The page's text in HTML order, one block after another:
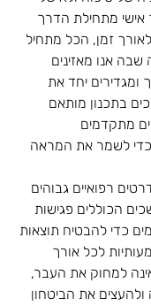
אישי מתחילת הדרך
זמן, הכל מתחיל
שבה אנו מאזינים
ומגדירים יחד את
בתכנון מותאם
מתקדמים
כדי לשמר את המראה
רפואיים גבוהים
הכוללים פגישות
כדי להבטיח תוצאות
לכל אורך
למחוק את העבר,
את הביטחון